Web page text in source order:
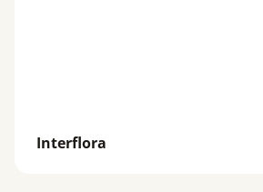
Interflora